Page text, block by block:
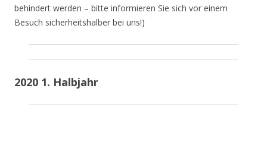
behindert werden – bitte informieren Sie sich vor einem
Besuch sicherheitshalber bei uns!)
2020 1. Halbjahr